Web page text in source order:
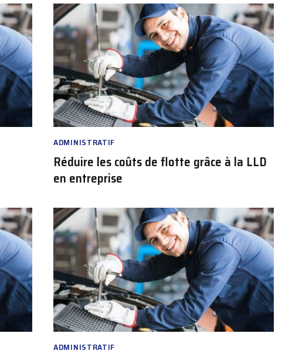
ADMINISTRATIF
Réduire les coûts de flotte grâce à la LLD
en entreprise
ADMINISTRATIF